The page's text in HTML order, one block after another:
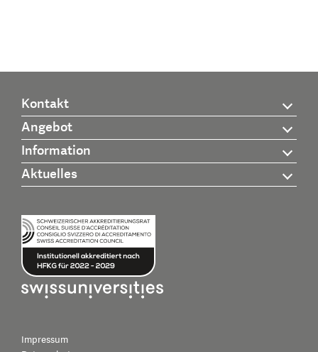
Kontakt
Angebot
Information
Aktuelles
Impressum